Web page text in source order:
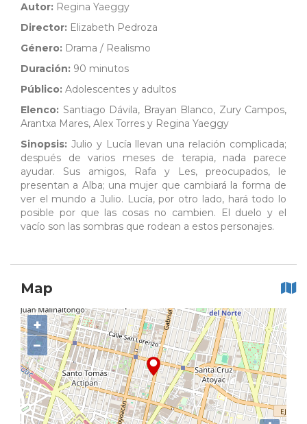
Autor: Regina Yaeggy
Director: Elizabeth Pedroza
Género: Drama / Realismo
Duración: 90 minutos
Público: Adolescentes y adultos
Elenco: Santiago Dávila, Brayan Blanco, Zury Campos,
Arantxa Mares, Alex Torres y Regina Yaeggy
Sinopsis: Julio y Lucía llevan una relación complicada;
después de varios meses de terapia, nada parece
ayudar. Sus amigos, Rafa y Les, preocupados, le
presentan a Alba; una mujer que cambiará la forma de
ver el mundo a Julio. Lucía, por otro lado, hará todo lo
posible por que las cosas no cambien. El duelo y el
vacío son las sombras que rodean a estos personajes.
Map
+
−